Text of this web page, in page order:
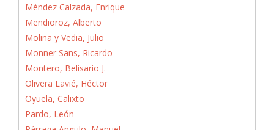
Méndez Calzada, Enrique
Mendioroz, Alberto
Molina y Vedia, Julio
Monner Sans, Ricardo
Montero, Belisario J.
Olivera Lavié, Héctor
Oyuela, Calixto
Pardo, León